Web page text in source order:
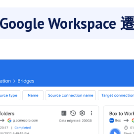
Workspace